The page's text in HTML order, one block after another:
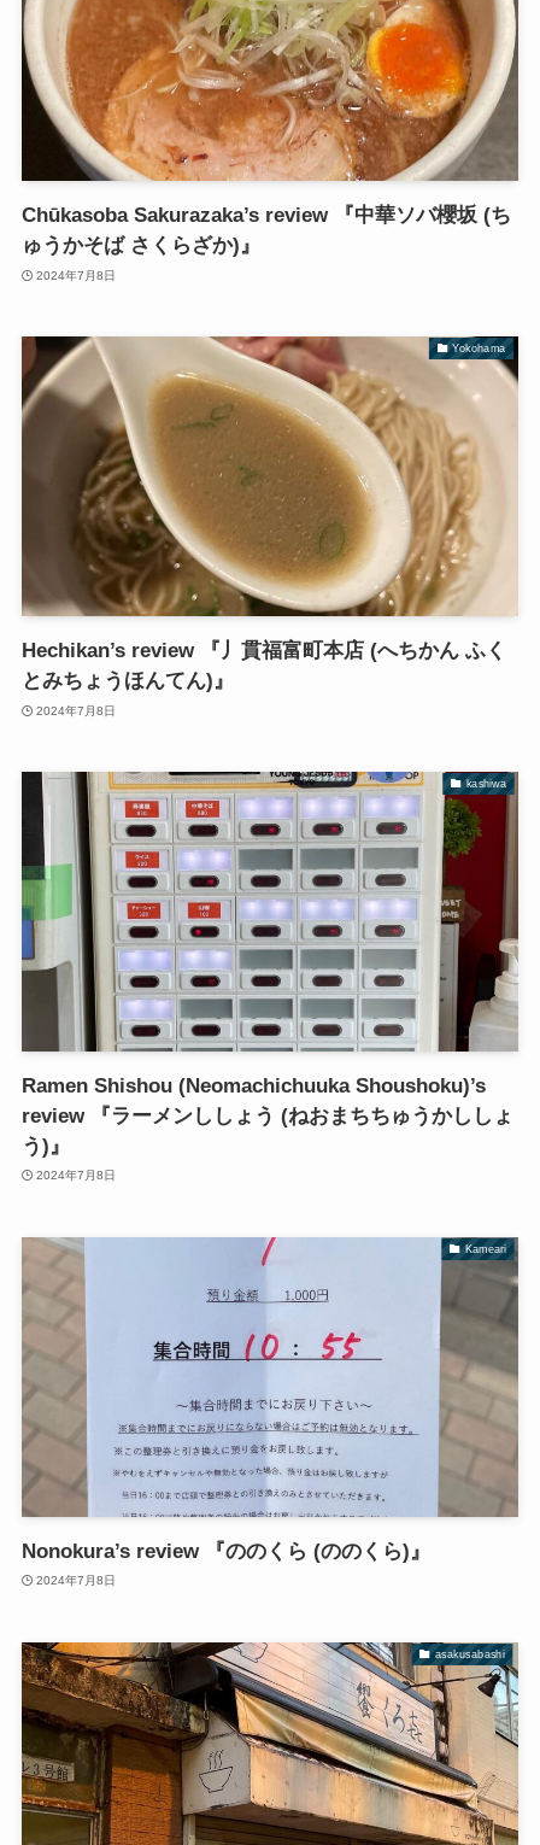
Chūkasoba Sakurazaka’s review 『中華ソバ櫻坂 (ち
ゅうかそば さくらざか)』
2024年7月8日
Yokohama
Hechikan’s review 『丿貫福富町本店 (へちかん ふく
とみちょうほんてん)』
2024年7月8日
kashiwa
Ramen Shishou (Neomachichuuka Shoushoku)’s
review 『ラーメンししょう (ねおまちちゅうかししょ
う)』
2024年7月8日
Kameari
Nonokura’s review 『ののくら (ののくら)』
2024年7月8日
asakusabashi